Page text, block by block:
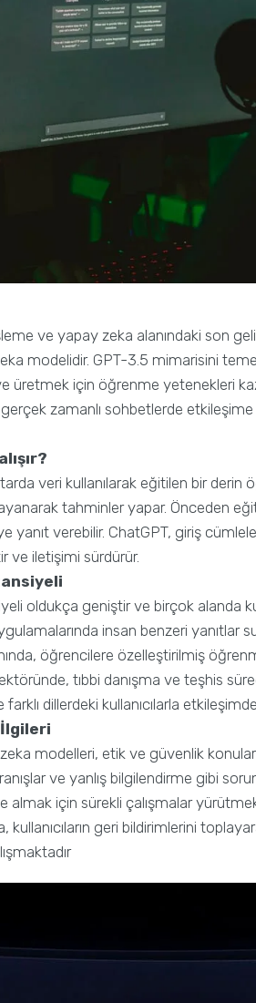
ve yapay zeka alanındaki son
modelidir. GPT-3.5 mimarisini
üretmek için öğrenme yetenekleri
gerçek zamanlı sohbetlerde
veri kullanılarak eğitilen bir derin
tahminler yapar. Önceden
yanıt verebilir. ChatGPT, giriş
ve iletişimi sürdürür.
oldukça geniştir ve birçok alanda
insan benzeri yanıtlar
öğrencilere özelleştirilmiş
tıbbi danışma ve teşhis
dillerdeki kullanıcılarla
modelleri, etik ve güvenlik
ve yanlış bilgilendirme gibi
almak için sürekli çalışmalar
kullanıcıların geri bildirimlerini